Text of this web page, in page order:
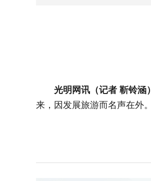
光明网讯（记者 靳铃涵）
来，因发展旅游而名声在外。